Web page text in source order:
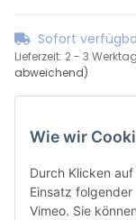
Sofort
Lieferzeit: 2 - 3
abweichend)
Wie wir
Durch Klicken
Einsatz folgender
Vimeo. Sie